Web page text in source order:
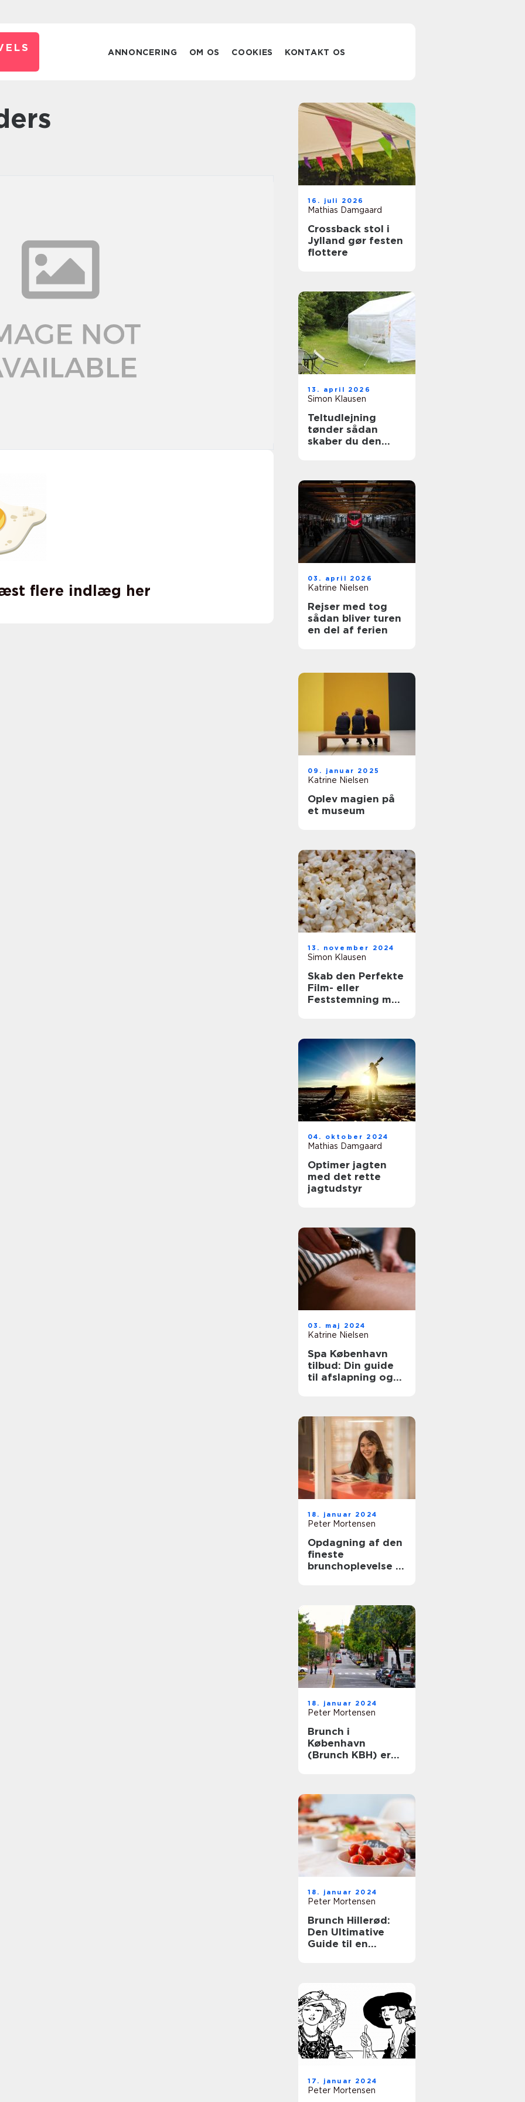
ANNONCERING OM OS COOKIES KONTAKT OS
flere indlæg her
16. juli 2026
Mathias Damgaard
Crossback stol i
Jylland gør festen
flottere
13. april 2026
Simon Klausen
Teltudlejning
tønder sådan
skaber du den
03. april 2026
Katrine Nielsen
Rejser med tog
sådan bliver turen
en del af ferien
09. januar 2025
Katrine Nielsen
Oplev magien på
et museum
13. november 2024
Simon Klausen
Skab den Perfekte
Film- eller
Feststemning med
04. oktober 2024
Mathias Damgaard
Optimer jagten
med det rette
jagtudstyr
03. maj 2024
Katrine Nielsen
Spa København
tilbud: Din guide
til afslapning og
18. januar 2024
Peter Mortensen
Opdagning af den
fineste
brunchoplevelse i
18. januar 2024
Peter Mortensen
Brunch i
København
(Brunch KBH) er
mennesker i
hovedstaden
18. januar 2024
Peter Mortensen
Brunch Hillerød:
Den Ultimative
Guide til en
17. januar 2024
Peter Mortensen